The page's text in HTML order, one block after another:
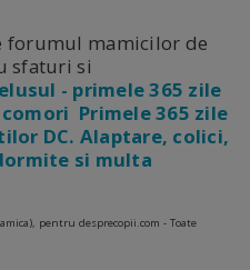
forumul mamicilor de
sfaturi si
- primele 365 zile
Primele 365 zile
DC. Alaptare, colici,
si multa
pentru desprecopii.com - Toate